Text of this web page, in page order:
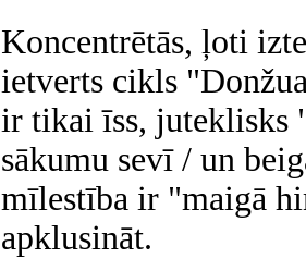
Koncentrētās, ļoti
ietverts cikls
ir tikai īss, juteklisks
sākumu sevī / un
mīlestība ir "maigā
apklusināt.